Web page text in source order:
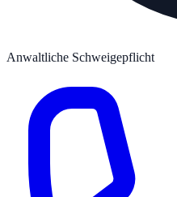
Anwaltliche Schweigepflicht